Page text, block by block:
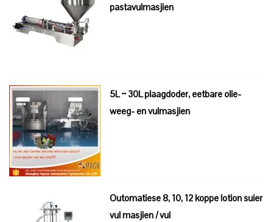
pastavulmasjien
5L ~ 30L plaagdoder, eetbare olie-
weeg- en vulmasjien
Outomatiese 8, 10, 12 koppe lotion suier
vul masjien / vul